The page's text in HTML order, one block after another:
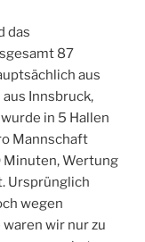
das
87
aus
Innsbruck,
in 5 Hallen
Mannschaft
Minuten, Wertung
Ursprünglich
wegen
wir nur zu